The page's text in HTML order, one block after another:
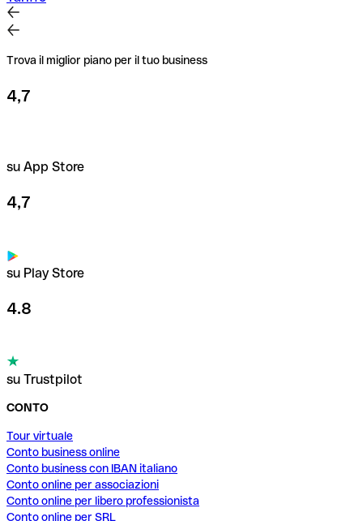
Trova il miglior piano per il tuo business
4,7
su App Store
4,7
su Play Store
4.8
su Trustpilot
CONTO
Tour virtuale
Conto business online
Conto business con IBAN italiano
Conto online per associazioni
Conto online per libero professionista
Conto online per SRL